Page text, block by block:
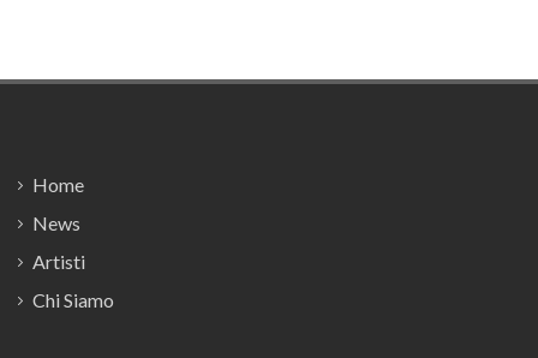
Home
News
Artisti
Chi Siamo